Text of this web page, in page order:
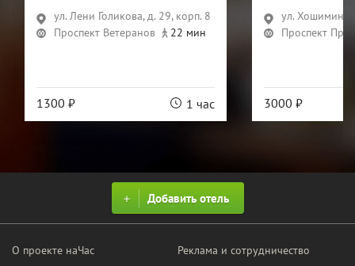
ул. Лени Голикова, д. 29, корп. 8
Проспект Ветеранов
22 мин
1300 ₽ 1 час
ул. Хошимина,
Проспект
3000 ₽
Добавить отель
О проекте наЧас Реклама и сотрудничество